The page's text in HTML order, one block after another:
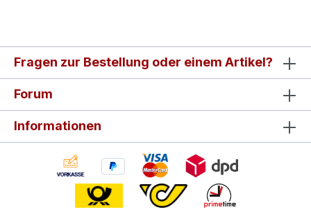
Fragen zur Bestellung oder einem Artikel?
Forum
Informationen